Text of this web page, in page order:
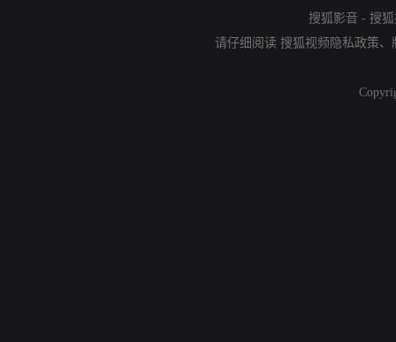
搜狐影音 - 搜
请仔细阅读 搜狐视频隐私政策、